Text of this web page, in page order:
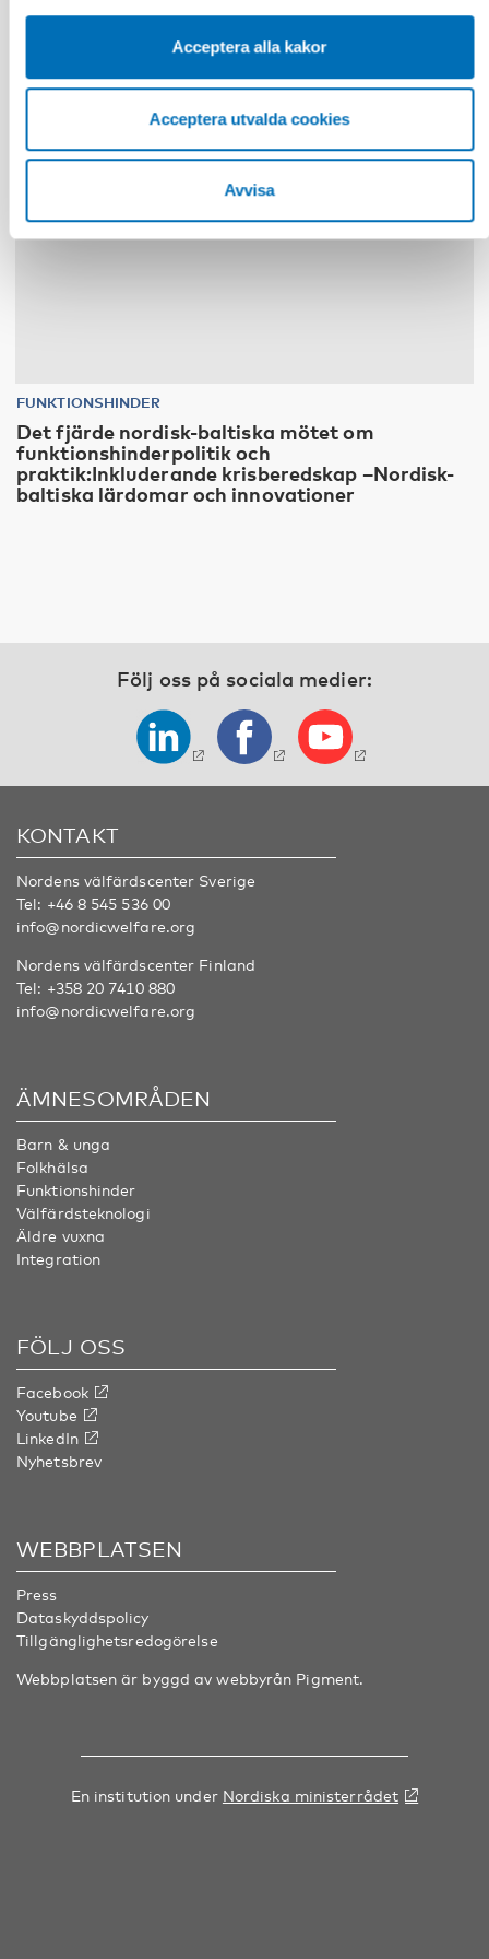
Acceptera alla kakor
Acceptera utvalda cookies
Avvisa
2026
FUNKTIONSHINDER
Det fjärde nordisk-baltiska mötet om
funktionshinderpolitik och
praktik:Inkluderande krisberedskap –Nordisk-
baltiska lärdomar och innovationer
Följ oss på sociala medier:
KONTAKT
Nordens välfärdscenter Sverige
Tel: +46 8 545 536 00
info@nordicwelfare.org
Nordens välfärdscenter Finland
Tel: +358 20 7410 880
info@nordicwelfare.org
ÄMNESOMRÅDEN
Barn & unga
Folkhälsa
Funktionshinder
Välfärdsteknologi
Äldre vuxna
Integration
FÖLJ OSS
Facebook
Youtube
LinkedIn
Nyhetsbrev
WEBBPLATSEN
Press
Dataskyddspolicy
Tillgänglighetsredogörelse
Webbplatsen är byggd av webbyrån Pigment.
En institution under Nordiska ministerrådet